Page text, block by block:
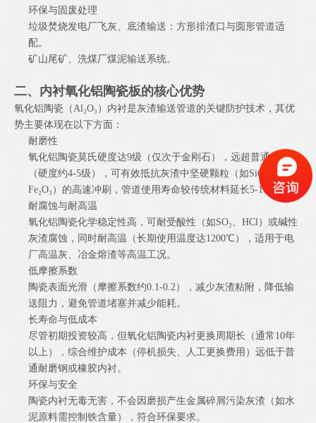
环保与固废处理
垃圾焚烧发电厂飞灰、底渣输送：方形排渣口与圆形管道适
配。
矿山尾矿、洗煤厂煤泥输送系统。
二、内衬氧化铝陶瓷板的核心优势
氧化铝陶瓷（Al₂O₃）内衬是灰渣输送管道的关键防护技术，其优
势主要体现在以下方面：
耐磨性
氧化铝陶瓷莫氏硬度达9级（仅次于金刚石），远超普通钢材
（硬度约4-5级），可有效抵抗灰渣中坚硬颗粒（如SiO₂、
Fe₂O₃）的高速冲刷，管道使用寿命较传统材料延长5-10倍。
耐腐蚀与耐高温
氧化铝陶瓷化学稳定性高，可耐受酸性（如SO₂、HCl）或碱性
灰渣腐蚀，同时耐高温（长期使用温度达1200℃），适用于电
厂高温灰、冶金熔渣等高温工况。
低摩擦系数
陶瓷表面光滑（摩擦系数约0.1-0.2），减少灰渣粘附，降低输
送阻力，避免管道堵塞并减少能耗。
长寿命与低成本
尽管初期投资较高，但氧化铝陶瓷内衬更换周期长（通常10年
以上），综合维护成本（停机损失、人工更换费用）远低于普
通耐磨钢或橡胶内衬。
环保与安全
陶瓷内衬无毒无害，不会因磨损产生金属碎屑污染灰渣（如水
泥原料需控制铁含量），符合环保要求。